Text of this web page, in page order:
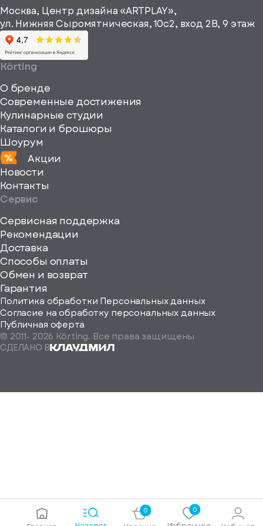
информационные
материалы
viewBox="0
0
Москва, Центр дизайна «ARTPLAY»,
ул. Нижняя Сыромятническая, 10с2, вход 2B, 9 этаж
Körting
О бренде
Современные достижения
Кулинарные студии
Каталоги и брошюры
Шоурум
Акции
Новости
Контакты
Сервис
Сервисная поддержка
Рекомендации
Доставка
Способы оплаты
Обмен и возврат
Гарантия
Политика обработки Персональных данных
Согласие на обработку персональных данных
Публичная оферта
© 2011- 2026 Körting. Все права защищены
СДЕЛАНО В
0 0
Определить
на-
Самара